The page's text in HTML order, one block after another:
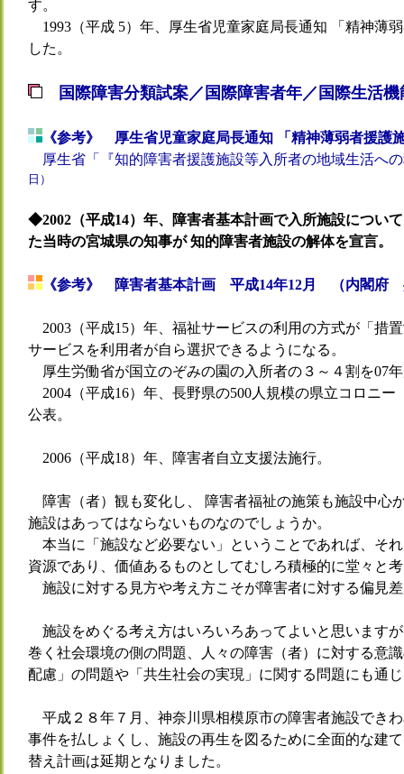
す。
1993（平成 5）年、厚生省児童家庭局長通知 「精神薄
した。
国際障害分類試案／国際障害者年／国際生活機
《参考》 厚生省児童家庭局長通知 「精神薄弱者援護
厚生省「『知的障害者援護施設等入所者の地域生活へ
日）
◆2002（平成14）年、障害者基本計画で入所施設につい
た当時の宮城県の知事が 知的障害者施設の解体を宣言。
《参考》 障害者基本計画 平成14年12月 （内閣府
2003（平成15）年、福祉サービスの利用の方式が「措
サービスを利用者が自ら選択できるようになる。
厚生労働省が国立のぞみの園の入所者の３～４割を07
2004（平成16）年、長野県の500人規模の県立コロニ
公表。
2006（平成18）年、障害者自立支援法施行。
障害（者）観も変化し、 障害者福祉の施策も施設中心
施設はあってはならないものなのでしょうか。
本当に「施設など必要ない」ということであれば、そ
資源であり、価値あるものとしてむしろ積極的に堂々と
施設に対する見方や考え方こそが障害者に対する偏見
施設をめぐる考え方はいろいろあってよいと思います
巻く社会環境の側の問題、人々の障害（者）に対する意
配慮」の問題や「共生社会の実現」に関する問題にも通
平成２８年７月、神奈川県相模原市の障害者施設でき
事件を払しょくし、施設の再生を図るために全面的な建
替え計画は延期となりました。